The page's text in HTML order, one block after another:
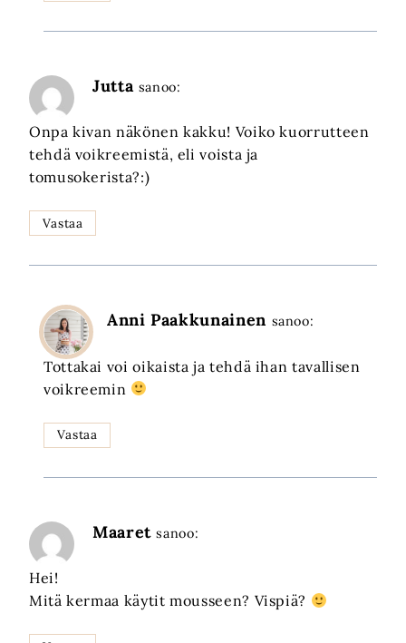
Jutta sanoo:
Onpa kivan näkönen kakku! Voiko kuorrutteen
tehdä voikreemistä, eli voista ja
tomusokerista?:)
Vastaa
Anni Paakkunainen sanoo:
Tottakai voi oikaista ja tehdä ihan tavallisen
voikreemin
Vastaa
Maaret sanoo:
Hei!
Mitä kermaa käytit mousseen? Vispiä?